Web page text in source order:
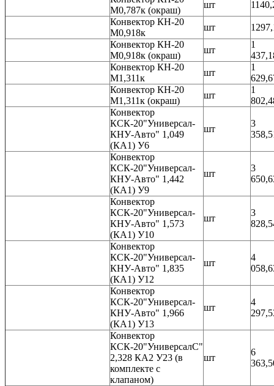
М0,787к (окраш)
шт
Конвектор КН-20
М0,918к
шт
Конвектор КН-20
М0,918к (окраш)
шт
1
Конвектор КН-20
М1,311к
шт
1
Конвектор КН-20
М1,311к (окраш)
шт
1
Конвектор
КСК-20"Универсал-
КНУ-Авто" 1,049
(КА1) У6
шт
3
Конвектор
КСК-20"Универсал-
КНУ-Авто" 1,442
(КА1) У9
шт
3
Конвектор
КСК-20"Универсал-
КНУ-Авто" 1,573
(КА1) У10
шт
3
Конвектор
КСК-20"Универсал-
КНУ-Авто" 1,835
(КА1) У12
шт
4
Конвектор
КСК-20"Универсал-
КНУ-Авто" 1,966
(КА1) У13
шт
4
Конвектор
КСК-20"УниверсалС"
2,328 КА2 У23 (в
комплекте с
клапаном)
шт
6